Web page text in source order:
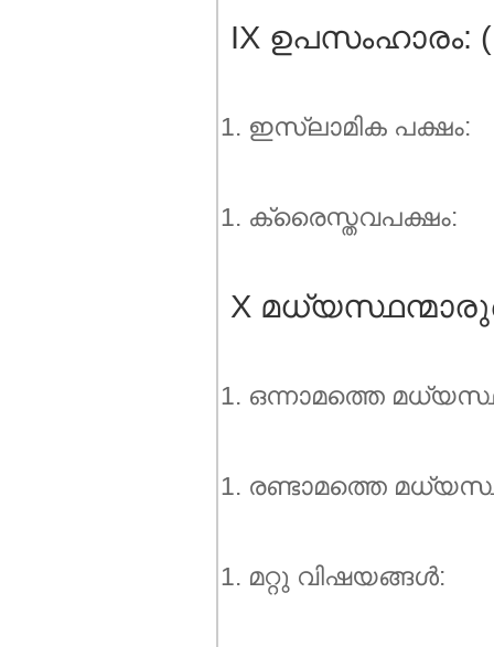
IX ഉപസംഹാരം:
ഇസ്ലാമിക പക്ഷം:
ക്രൈസ്തവപക്ഷം:
X
ഒന്നാമത്തെ
രണ്ടാമത്തെ
മറ്റു വിഷയങ്ങള്‍: